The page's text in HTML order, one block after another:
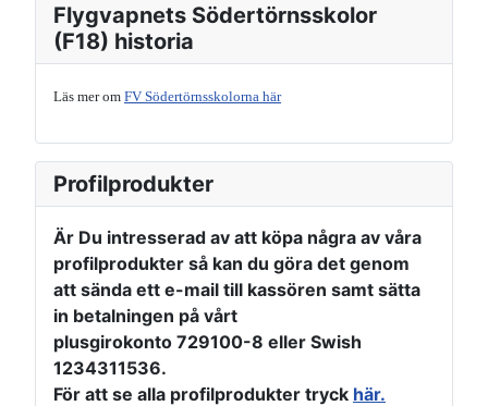
Flygvapnets Södertörnsskolor
(F18) historia
Läs mer om FV Södertörnsskolorna här
Profilprodukter
Är Du intresserad av att köpa några av våra
profilprodukter så kan du göra det genom
att sända ett e-mail till kassören samt sätta
in betalningen på vårt
plusgirokonto 729100-8 eller Swish
1234311536.
För att se alla profilprodukter tryck här.